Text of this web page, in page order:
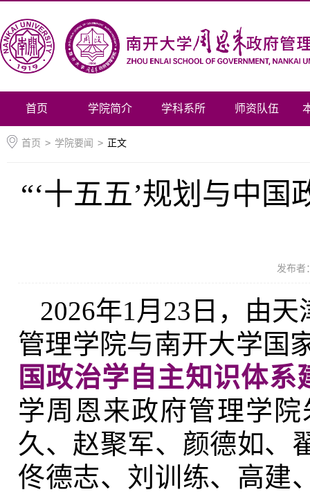
首页 学院简介 学科系所 师资队伍
首页 > 学院要闻 > 正文
“‘十五五’规划与中
发布者
2026年1月23日，由
管理学院与南开大学国
国政治学自主知识体系
学周恩来政府管理学
久、赵聚军、颜德如、
佟德志、刘训练、高建